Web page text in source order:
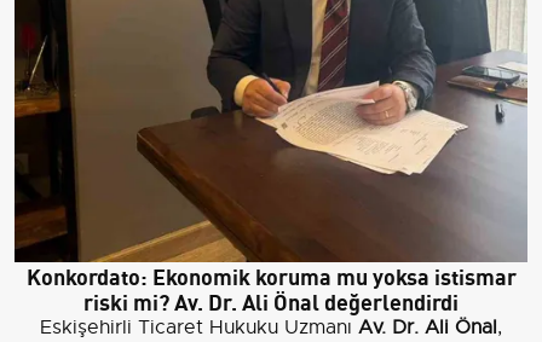
Konkordato: Ekonomik koruma mu yoksa istismar
riski mi? Av. Dr. Ali Önal değerlendirdi
Eskişehirli Ticaret Hukuku Uzmanı Av. Dr. Ali Önal,